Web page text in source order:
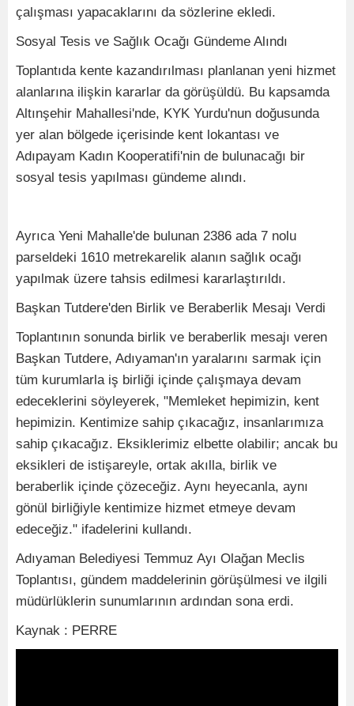
çalışması yapacaklarını da sözlerine ekledi.
Sosyal Tesis ve Sağlık Ocağı Gündeme Alındı
Toplantıda kente kazandırılması planlanan yeni hizmet
alanlarına ilişkin kararlar da görüşüldü. Bu kapsamda
Altınşehir Mahallesi'nde, KYK Yurdu'nun doğusunda
yer alan bölgede içerisinde kent lokantası ve
Adıpayam Kadın Kooperatifi'nin de bulunacağı bir
sosyal tesis yapılması gündeme alındı.
Ayrıca Yeni Mahalle'de bulunan 2386 ada 7 nolu
parseldeki 1610 metrekarelik alanın sağlık ocağı
yapılmak üzere tahsis edilmesi kararlaştırıldı.
Başkan Tutdere'den Birlik ve Beraberlik Mesajı Verdi
Toplantının sonunda birlik ve beraberlik mesajı veren
Başkan Tutdere, Adıyaman'ın yaralarını sarmak için
tüm kurumlarla iş birliği içinde çalışmaya devam
edeceklerini söyleyerek, "Memleket hepimizin, kent
hepimizin. Kentimize sahip çıkacağız, insanlarımıza
sahip çıkacağız. Eksiklerimiz elbette olabilir; ancak bu
eksikleri de istişareyle, ortak akılla, birlik ve
beraberlik içinde çözeceğiz. Aynı heyecanla, aynı
gönül birliğiyle kentimize hizmet etmeye devam
edeceğiz." ifadelerini kullandı.
Adıyaman Belediyesi Temmuz Ayı Olağan Meclis
Toplantısı, gündem maddelerinin görüşülmesi ve ilgili
müdürlüklerin sunumlarının ardından sona erdi.
Kaynak : PERRE